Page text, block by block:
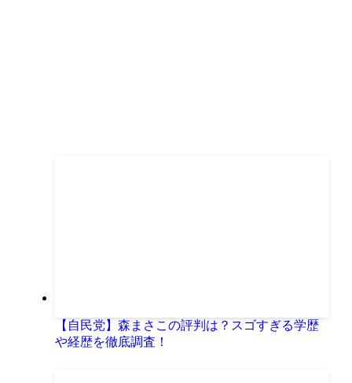
【自民党】森まさこの評判は？スゴすぎる学歴
や経歴を徹底調査！